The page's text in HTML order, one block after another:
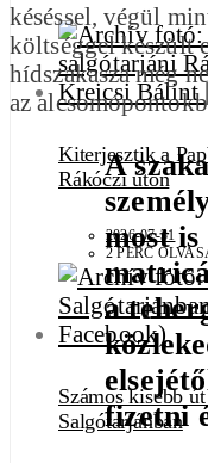
Kiterjesztik a
Rákóczi úton
2026-07-31
2 PERC
Számos kisebb
Salgótarjánban
késéssel, végül
költséggel készült
hídszakasza még
az
A
most is
a
fizetni